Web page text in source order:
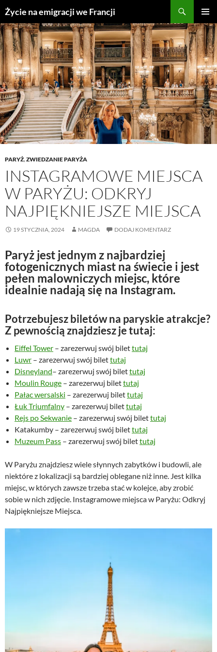
Przejdź
do
treści
Życie na emigracji we Francji
MENU
PARYŻ,ZWIEDZANIE PARYŻA
INSTAGRAMOWE MIEJSCA
W PARYŻU: ODKRYJ
NAJPIĘKNIEJSZE MIEJSCA
19 STYCZNIA, 2024 MAGDA DODAJ KOMENTARZ
Paryż jest jednym z najbardziej
fotogenicznych miast na świecie i jest
pełen malowniczych miejsc, które
idealnie nadają się na Instagram.
Potrzebujesz biletów na paryskie atrakcje?
Z pewnością znajdziesz je tutaj:
Eiffel Tower – zarezerwuj swój bilettutaj
Luwr – zarezerwuj swój bilettutaj
Disneyland– zarezerwuj swój bilettutaj
Moulin Rouge – zarezerwuj bilettutaj
Pałac wersalski – zarezerwuj bilettutaj
Łuk Triumfalny – zarezerwuj bilettutaj
Rejs po Sekwanie – zarezerwuj swój bilettutaj
Katakumby – zarezerwuj swój bilettutaj
Muzeum Pass – zarezerwuj swój bilettutaj
W Paryżu znajdziesz wiele słynnych zabytków i budowli, ale
niektóre z lokalizacji są bardziej oblegane niż inne. Jest kilka
miejsc, w których zawsze trzeba stać w kolejce, aby zrobić
sobie w nich zdjęcie. Instagramowe miejsca w Paryżu: Odkryj
Najpiękniejsze Miejsca.